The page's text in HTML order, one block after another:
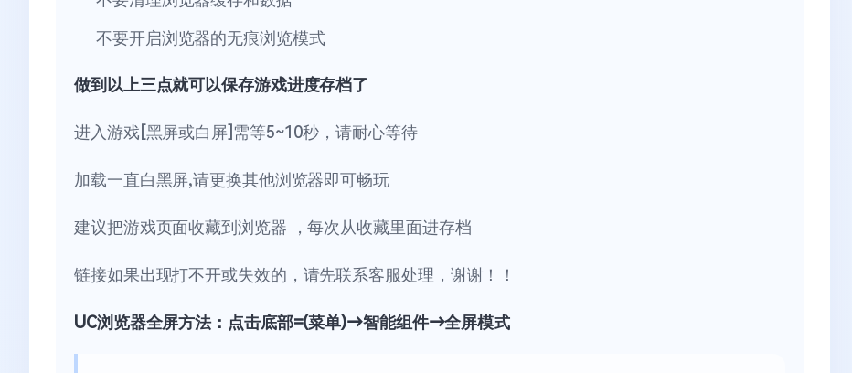
不要开启浏览器的无痕浏览模式
做到以上三点就可以保存游戏进度存档了
进入游戏[黑屏或白屏]需等5~10秒，请耐心等待
加载一直白黑屏,请更换其他浏览器即可畅玩
建议把游戏页面收藏到浏览器 ，每次从收藏里面进存档
链接如果出现打不开或失效的，请先联系客服处理，谢谢！！
UC浏览器全屏方法：点击底部=(菜单)→智能组件→全屏模式